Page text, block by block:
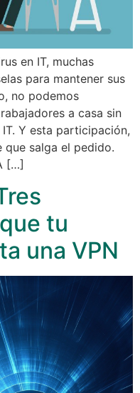
en IT, muchas
para mantener sus
no podemos
a casa sin
Y esta participación,
que salga el pedido.
[…]
tu
una VPN